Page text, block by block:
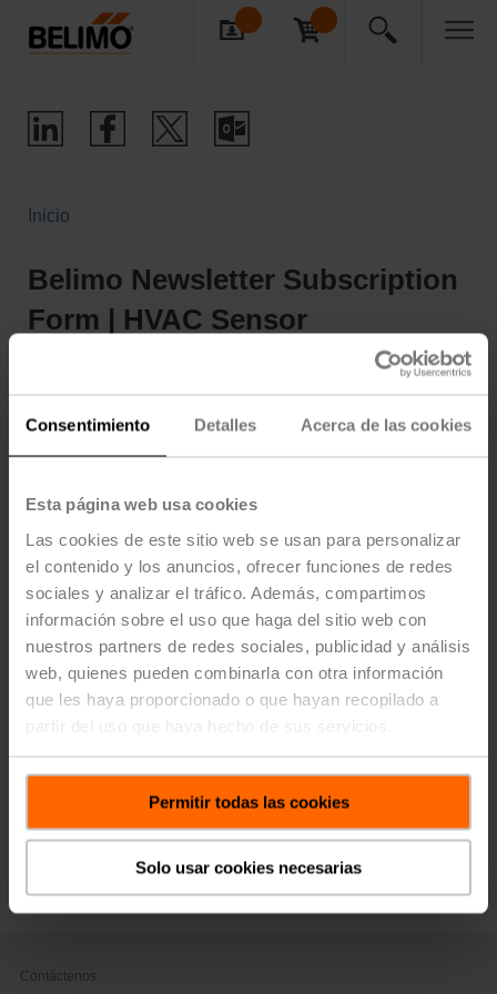
Consentimiento Detalles Acerca de las cookies
Esta página web usa cookies
Las cookies de este sitio web se usan para personalizar
el contenido y los anuncios, ofrecer funciones de redes
sociales y analizar el tráfico. Además, compartimos
información sobre el uso que haga del sitio web con
nuestros partners de redes sociales, publicidad y análisis
web, quienes pueden combinarla con otra información
que les haya proporcionado o que hayan recopilado a
Permitir todas las cookies
Solo usar cookies necesarias
Inicio
Belimo Newsletter Subscription
Form | HVAC Sensor
Pleaseaccept marketing-cookiesto view the content.
Contáctenos